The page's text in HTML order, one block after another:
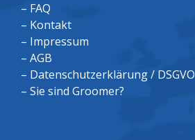
– FAQ
– Kontakt
– Impressum
– AGB
– Datenschutzerklärung / DSGVO
– Sie sind Groomer?